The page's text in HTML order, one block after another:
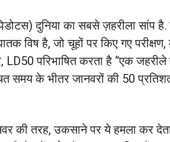
दुनिया का सबसे ज़हरीला सांप है.
विष है, जो चूहों पर किए गए परीक्षण,
परिभाषित करता है “एक
समय के भीतर जानवरों की 50
की तरह, उकसाने पर ये हमला कर